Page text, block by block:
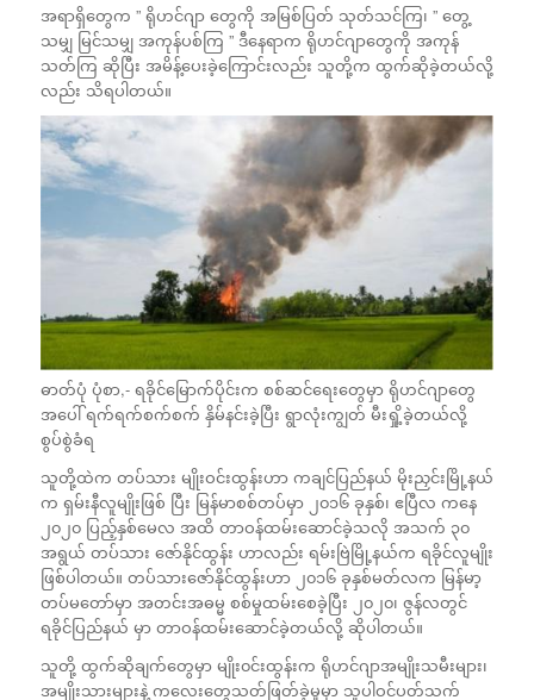
အရာရှိတွေက ” ရိုဟင်ဂျာ တွေကို အမြစ်ပြတ် သုတ်သင်ကြ၊ ” တွေ့
သမျှ မြင်သမျှ အကုန်ပစ်ကြ ” ဒီနေရာက ရိုဟင်ဂျာတွေကို အကုန်
သတ်ကြ ဆိုပြီး အမိန့်ပေးခဲ့ကြောင်းလည်း သူတို့က ထွက်ဆိုခဲ့တယ်လို့
လည်း သိရပါတယ်။
ဓာတ်ပုံ ပုံစာ,- ရခိုင်မြောက်ပိုင်းက စစ်ဆင်ရေးတွေမှာ ရိုဟင်ဂျာတွေ
အပေါ် ရက်ရက်စက်စက် နှိမ်နင်းခဲ့ပြီး ရွာလုံးကျွတ် မီးရှို့ခဲ့တယ်လို့
စွပ်စွဲခံရ
သူတို့ထဲက တပ်သား မျိုးဝင်းထွန်းဟာ ကချင်ပြည်နယ် မိုးညှင်းမြို့နယ်
က ရှမ်းနီလူမျိုးဖြစ် ပြီး မြန်မာစစ်တပ်မှာ ၂၀၁၆ ခုနှစ်၊ ဧပြီလ ကနေ
၂၀၂၀ ပြည့်နှစ်မေလ အထိ တာဝန်ထမ်းဆောင်ခဲ့သလို အသက် ၃၀
အရွယ် တပ်သား ဇော်နိုင်ထွန်း ဟာလည်း ရမ်းဗြဲမြို့နယ်က ရခိုင်လူမျိုး
ဖြစ်ပါတယ်။ တပ်သားဇော်နိုင်ထွန်းဟာ ၂၀၁၆ ခုနှစ်မတ်လက မြန်မာ့
တပ်မတော်မှာ အတင်းအဓမ္မ စစ်မှုထမ်းစေခဲ့ပြီး ၂၀၂၀၊ ဇွန်လတွင်
ရခိုင်ပြည်နယ် မှာ တာဝန်ထမ်းဆောင်ခဲ့တယ်လို့ ဆိုပါတယ်။
သူတို့ ထွက်ဆိုချက်တွေမှာ မျိုး၀င်းထွန်းက ရိုဟင်ဂျာအမျိုးသမီးများ၊
အမျိုးသားများနဲ့ ကလေးတွေသတ်ဖြတ်ခဲ့မှုမှာ သူပါဝင်ပတ်သက်